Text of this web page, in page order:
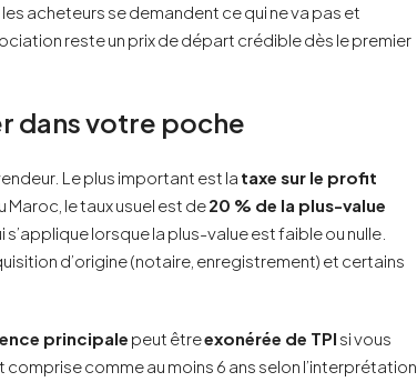
acheteurs se demandent ce qui ne va pas et
reste un prix de départ crédible dès le premier
dans votre poche
Le plus important est la taxe sur le profit
Maroc, le taux usuel est de20 % de la plus-value
s’applique lorsque la plus-value est faible ou nulle.
d’origine (notaire, enregistrement) et certains
principale peut êtreexonérée de TPI si vous
comme au moins 6 ans selon l’interprétation